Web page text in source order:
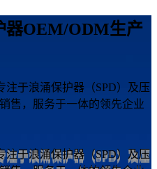
器OEM/ODM生产
于浪涌保护器（SPD）及压
售，服务于一体的领先企业
注于浪涌保护器（SPD）及压